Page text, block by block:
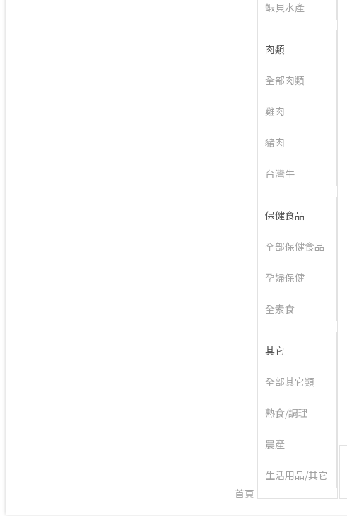
首頁
蝦貝水產
肉類
全部肉類
雞肉
豬肉
台灣牛
保健食品
全部保健食品
孕婦保健
全素食
其它
全部其它類
熟食/調理
農產
生活用品/其它